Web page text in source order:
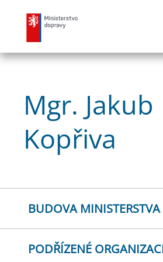
Ministerstvo
Mgr. Jakub
Kopřiva
BUDOVA MINISTERSTVA
PODŘÍZENÉ